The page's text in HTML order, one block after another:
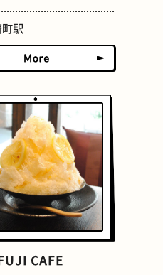
らせん階段
グラススイーツ
町駅
CAFE